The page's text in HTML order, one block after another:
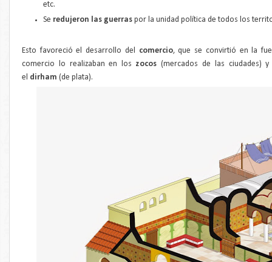
etc.
Se redujeron las guerraspor la unidad política de todos los
Esto favoreció el desarrollo del comercio, que se convirtió en la
comercio lo realizaban en loszocos(mercados de las ciudades)
el dirham (de plata).